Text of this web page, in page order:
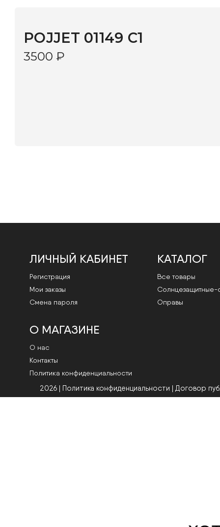
ЛИЧНЫЙ КАБИНЕТ
Регистрация
Мои заказы
Смена пароля
КАТАЛОГ
Все товары
Cолнцезащитные-
Оправы
О МАГАЗИНЕ
О нас
Контакты
Политика конфиденциальности
2026 | Политика конфиденциальности | Договор